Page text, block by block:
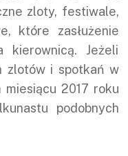
zloty, festiwale,
które zasłużenie
kierownicą. Jeżeli
zlotów i spotkań w
2017 roku
podobnych